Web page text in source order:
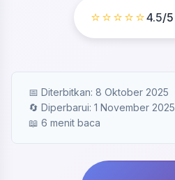
⭐⭐⭐⭐⭐4.5/5
📅 Diterbitkan: 8 Oktober 2025
🔄 Diperbarui: 1 November 2025
📖 6 menit baca